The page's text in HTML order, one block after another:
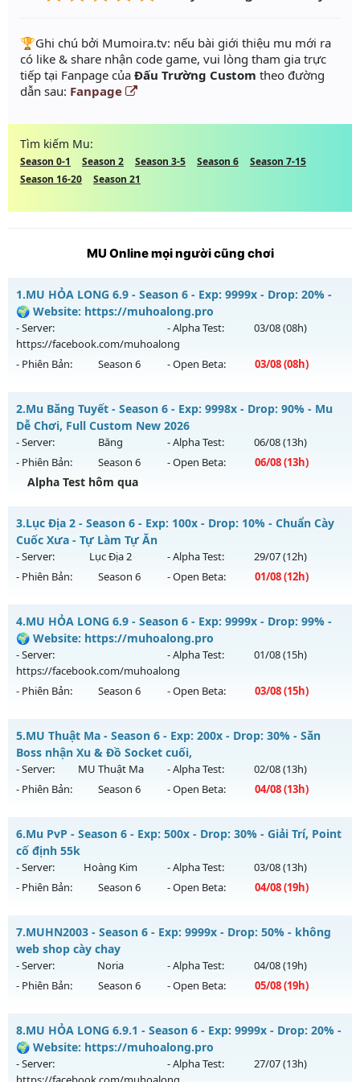
️🏆Ghi chú bởi Mumoira.tv: nếu bài giới thiệu mu mới ra
có like & share nhận code game, vui lòng tham gia trực
tiếp tại Fanpage của Đấu Trường Custom theo đường
dẫn sau: Fanpage
Tìm kiếm Mu:
Season 0-1 Season 2 Season 3-5 Season 6
Season 7-15
Season 16-20
Season 21
MU Online mọi người cũng chơi
1.MU HỎA LONG 6.9 - Season 6 - Exp: 9999x - Drop: 20% -
🌍 Website: https://muhoalong.pro
- Server:
https://facebook.com/muhoalong
- Alpha Test: 03/08(08h)
- Phiên Bản: Season 6 - Open Beta: 03/08(08h)
MU HỎA LONG 6.9 - 🌍 Website: https://muhoalong.pro
Mu mới ra tháng 08 2026 - Mở máy chủ
https://facebook.com/muhoalongvào 08h ngày
03/08/2626
Exp: 9999x - Drop: 20%
Thể loại: Mu Nguyên bản Webzen
Antihack: XShield
2.Mu Băng Tuyết - Season 6 - Exp: 9998x - Drop: 90% - Mu
Dễ Chơi, Full Custom New 2026
- Server: Băng - Alpha Test: 06/08(13h)
- Phiên Bản:
Season 6 - Open Beta: 06/08(13h)
Alpha Test hôm qua
Mu Băng Tuyết - Mu Dễ Chơi, Full Custom New 2026
Mu mới ra tháng 08 2026 - Mở máy chủ
06/08/2626
Exp: 9998x - Drop: 90%
Thể loại: Mu Custom thêm đồ mới
Antihack: Dragon
3.Lục Địa 2 - Season 6 - Exp: 100x - Drop: 10% - Chuẩn Cày
Cuốc Xưa - Tự Làm Tự Ăn
- Server: Lục Địa 2 - Alpha Test: 29/07(12h)
- Phiên Bản:
Season 6 - Open Beta: 01/08(12h)
Lục Địa 2 - Chuẩn Cày Cuốc Xưa - Tự Làm Tự Ăn
Mu mới ra tháng 08 2026 - Mở máy chủ
ngày 01/08/2626
Exp: 100x - Drop: 10%
Antihack: Chống Hack
4.MU HỎA LONG 6.9 - Season 6 - Exp: 9999x - Drop: 99% -
🌍 Website: https://muhoalong.pro
- Server:
https://facebook.com/muhoalong
- Alpha Test: 01/08(15h)
- Phiên Bản: Season 6 - Open Beta: 03/08(15h)
MU HỎA LONG 6.9 - 🌍 Website: https://muhoalong.pro
Mu mới ra tháng 08 2026 - Mở máy chủ
https://facebook.com/muhoalongvào 15h ngày
03/08/2626
Kiểu reset: Non Reset
Thể loại: Mu Nguyên bản Webzen
Antihack: XShield
5.MU Thuật Ma - Season 6 - Exp: 200x - Drop: 30% - Săn
Boss nhận Xu & Đồ Socket cuối,
- Server: MU Thuật Ma - Alpha Test: 02/08(13h)
- Phiên Bản:
Season 6 - Open Beta: 04/08(13h)
MU Thuật Ma - Săn Boss nhận Xu & Đồ Socket cuối,
Mu mới ra tháng 08 2026 - Mở máy chủ
13h ngày 04/08/2626
Exp: 200x - Drop: 30%
Thể loại: Mu Nguyên bản Webzen
Antihack: VietGuard
6.Mu PvP - Season 6 - Exp: 500x - Drop: 30% - Giải Trí, Point
cố định 55k
- Server: Hoàng Kim - Alpha Test: 03/08(13h)
- Phiên Bản:
Season 6 - Open Beta: 04/08(19h)
Mu mới ra tháng 08 2026 - Mở máy chủ
ngày 04/08/2626
Exp: 500x - Drop: 30%
Thể loại: Mu Nguyên bản Webzen
Antihack: Anti Vip bắt hack tuyệt đối
7.MUHN2003 - Season 6 - Exp: 9999x - Drop: 50% - không
web shop cày chay
- Server: Noria - Alpha Test: 04/08(19h)
- Phiên Bản:
Season 6 - Open Beta: 05/08(19h)
MUHN2003 - không web shop cày chay
Mu mới ra tháng 08 2026 - Mở máy chủ
05/08/2626
8.MU HỎA LONG 6.9.1 - Season 6 - Exp: 9999x - Drop: 20% -
🌍 Website: https://muhoalong.pro
- Server:
- Alpha Test: 27/07(13h)